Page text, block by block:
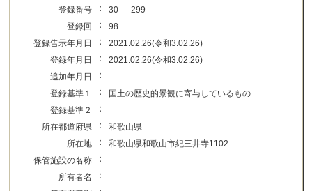
登録番号 ：
30 － 299
登録回
：
98
登録告示年月日
：
2021.02.26(令和3.02.26)
登録年月日
：
2021.02.26(令和3.02.26)
追加年月日
：
登録基準１ ：
国土の歴史的景観に寄与しているもの
登録基準２
：
所在都道府県 ：
和歌山県
所在地
：
和歌山県和歌山市紀三井寺1102
保管施設の名称
：
所有者名 ：